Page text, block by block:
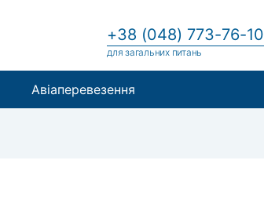
+38 (048) 773-76-10
для загальних питань
Aвіаперевезення